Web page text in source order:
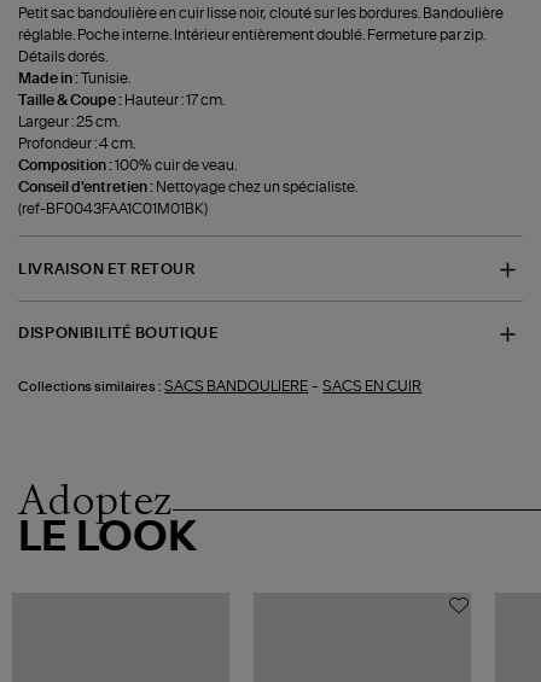
Petit sac bandoulière en cuir lisse noir, clouté sur les bordures. Bandoulière
réglable. Poche interne. Intérieur entièrement doublé. Fermeture par zip.
Détails dorés.
Made in :Tunisie.
Taille & Coupe : Hauteur : 17 cm.
Largeur : 25 cm.
Profondeur : 4 cm.
Composition :100% cuir de veau.
Conseil d'entretien : Nettoyage chez un spécialiste.
(ref-BF0043FAA1C01M01BK)
LIVRAISON ET RETOUR
DISPONIBILITÉ BOUTIQUE
Collections similaires : SACS BANDOULIERE -SACS EN CUIR
Adoptez
LE LOOK